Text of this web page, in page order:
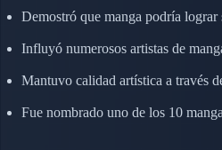
Demostró que manga podría
Influyó numerosos artistas de
Mantuvo calidad artística a través
Fue nombrado uno de los 10